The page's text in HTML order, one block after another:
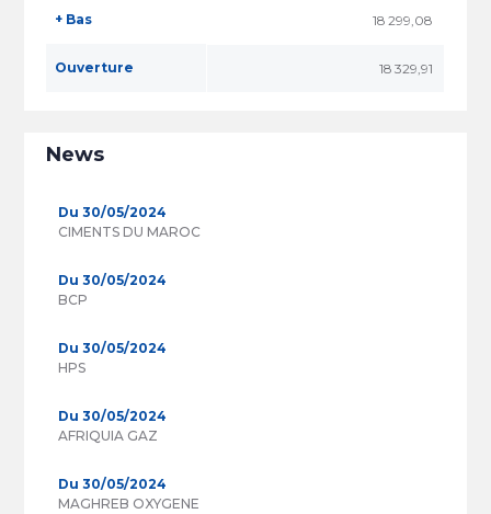
+ Bas 18 299,08
Ouverture 18 329,91
News
Du 30/05/2024
CIMENTS DU MAROC
Du 30/05/2024
BCP
Du 30/05/2024
HPS
Du 30/05/2024
AFRIQUIA GAZ
Du 30/05/2024
MAGHREB OXYGENE